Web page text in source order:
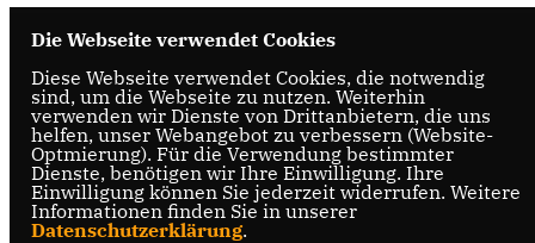
Die Webseite verwendet Cookies
Diese Webseite verwendet Cookies, die notwendig
sind, um die Webseite zu nutzen. Weiterhin
verwenden wir Dienste von Drittanbietern, die uns
helfen, unser Webangebot zu verbessern (Website-
Optmierung). Für die Verwendung bestimmter
Dienste, benötigen wir Ihre Einwilligung. Ihre
Einwilligung können Sie jederzeit widerrufen. Weitere
Informationen finden Sie in unserer
Datenschutzerklärung.